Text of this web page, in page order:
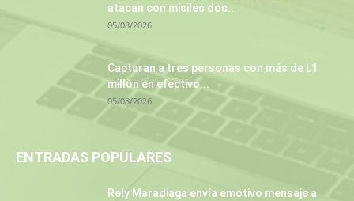
atacan con misiles dos...
05/08/2026
Capturan a tres personas con más de L1
millón en efectivo...
05/08/2026
ENTRADAS POPULARES
Rely Maradiaga envía emotivo mensaje a